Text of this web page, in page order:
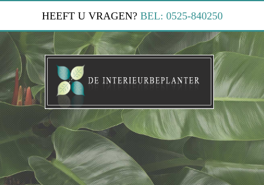
HEEFT U VRAGEN? BEL: 0525-840250